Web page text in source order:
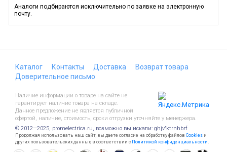
Аналоги подбираются исключительно по заявке на электронную
почту.
Каталог Контакты Доставка
Возврат товара
Доверительное письмо
Наличие информации о товаре на сайте не
гарантирует наличие товара на складе.
Данное предложение не является публичной
офертой, наличие, стоимость, сроки отгрузки уточняйте у менеджера.
© 2012—2025, promelectrica.ru, возможно вы искали: ghjv'ktrnhbrf
Продолжая использовать наш сайт, вы даете согласие на обработку файлов Cookies и
других пользовательских данных, в соответствии с Политикой конфиденциальности.